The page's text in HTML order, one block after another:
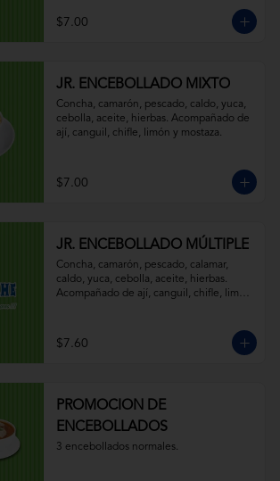
$7.00
JR. ENCEBOLLADO MIXTO
Concha, camarón, pescado, caldo, yuca,
cebolla, aceite, hierbas. Acompañado de
ají, canguil, chifle, limón y mostaza.
$7.00
JR. ENCEBOLLADO MÚLTIPLE
Concha, camarón, pescado, calamar,
caldo, yuca, cebolla, aceite, hierbas.
Acompañado de ají, canguil, chifle, limón
$7.60
PROMOCION DE
ENCEBOLLADOS
3 encebollados normales.